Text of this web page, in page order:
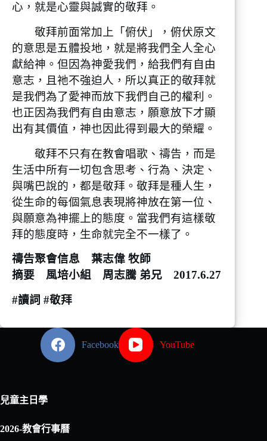
心，就是心靈與誠實的敬拜。
敬拜前面常加上「俯伏」，俯伏原文
的意思是五體投地，就是將我們全人全心
獻給神。但因為神愛我們，給我們有自由
意志，且祂不強迫人，所以真正的敬拜就
是我們為了愛神而放下我們自己的權利。
也正因為我們有自由意志，願意放下才顯
出有其價值，神也因此得到最大的榮耀。
敬拜不只有在教會唱歌、禱告，而是
生活中所有一切包含思考、行為、決定、
與嘴巴說的，都是敬拜。敬拜是種人生，
從生命的每個氣息表現將神放在第一位、
與願意為神擺上的態度。當我們有這樣敬
拜的態度時，生命就完全不一樣了。
禱告聚會信息 葉志偉 牧師
摘要 風培小組 周志騰 弟兄 2017.6.27
#讀詞 #敬拜
Facebook YouTube
兒童主日學
2026-教會行事曆